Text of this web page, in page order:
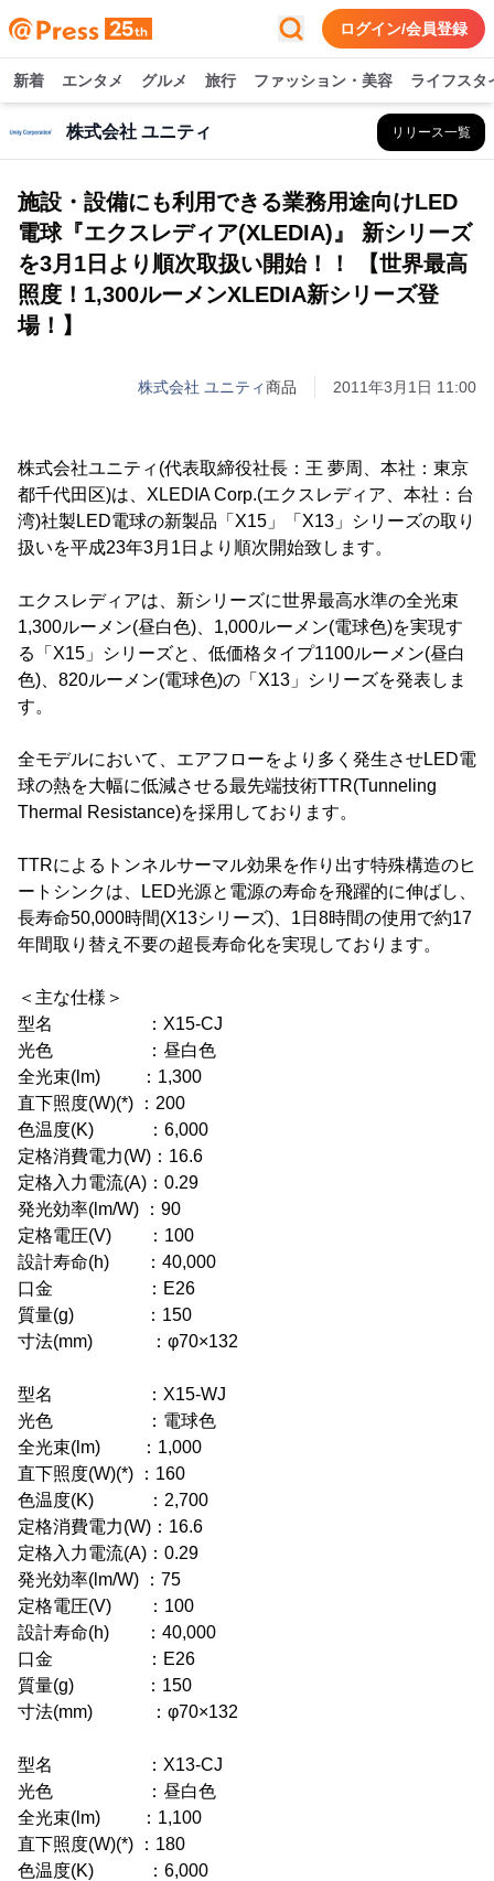
ログイン/会員登録
新着 エンタメ グルメ 旅行 ファッション・美容 ライフスタ
株式会社 ユニティ リリース一覧
施設・設備にも利用できる業務用途向けLED
電球『エクスレディア(XLEDIA)』 新シリーズ
を3月1日より順次取扱い開始！！ 【世界最高
照度！1,300ルーメンXLEDIA新シリーズ登
場！】
株式会社 ユニティ商品 2011年3月1日 11:00
株式会社ユニティ(代表取締役社長：王 夢周、本社：東京
都千代田区)は、XLEDIA Corp.(エクスレディア、本社：台
湾)社製LED電球の新製品「X15」「X13」シリーズの取り
扱いを平成23年3月1日より順次開始致します。
エクスレディアは、新シリーズに世界最高水準の全光束
1,300ルーメン(昼白色)、1,000ルーメン(電球色)を実現す
る「X15」シリーズと、低価格タイプ1100ルーメン(昼白
色)、820ルーメン(電球色)の「X13」シリーズを発表しま
す。
全モデルにおいて、エアフローをより多く発生させLED電
球の熱を大幅に低減させる最先端技術TTR(Tunneling
Thermal Resistance)を採用しております。
TTRによるトンネルサーマル効果を作り出す特殊構造のヒ
ートシンクは、LED光源と電源の寿命を飛躍的に伸ばし、
長寿命50,000時間(X13シリーズ)、1日8時間の使用で約17
年間取り替え不要の超長寿命化を実現しております。
＜主な仕様＞
型名 ：X15-CJ
光色 ：昼白色
全光束(lm) ：1,300
直下照度(W)(*) ：200
色温度(K) ：6,000
定格消費電力(W)：16.6
定格入力電流(A)：0.29
発光効率(lm/W) ：90
定格電圧(V) ：100
設計寿命(h) ：40,000
口金 ：E26
質量(g) ：150
寸法(mm) ：φ70×132
型名 ：X15-WJ
光色 ：電球色
全光束(lm) ：1,000
直下照度(W)(*) ：160
色温度(K) ：2,700
定格消費電力(W)：16.6
定格入力電流(A)：0.29
発光効率(lm/W) ：75
定格電圧(V) ：100
設計寿命(h) ：40,000
口金 ：E26
質量(g) ：150
寸法(mm) ：φ70×132
型名 ：X13-CJ
光色 ：昼白色
全光束(lm) ：1,100
直下照度(W)(*) ：180
色温度(K) ：6,000